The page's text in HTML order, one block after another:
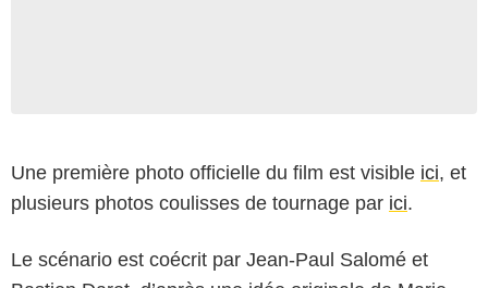
Une première photo officielle du film est visible ici, et
plusieurs photos coulisses de tournage par ici.
Le scénario est coécrit par Jean-Paul Salomé et